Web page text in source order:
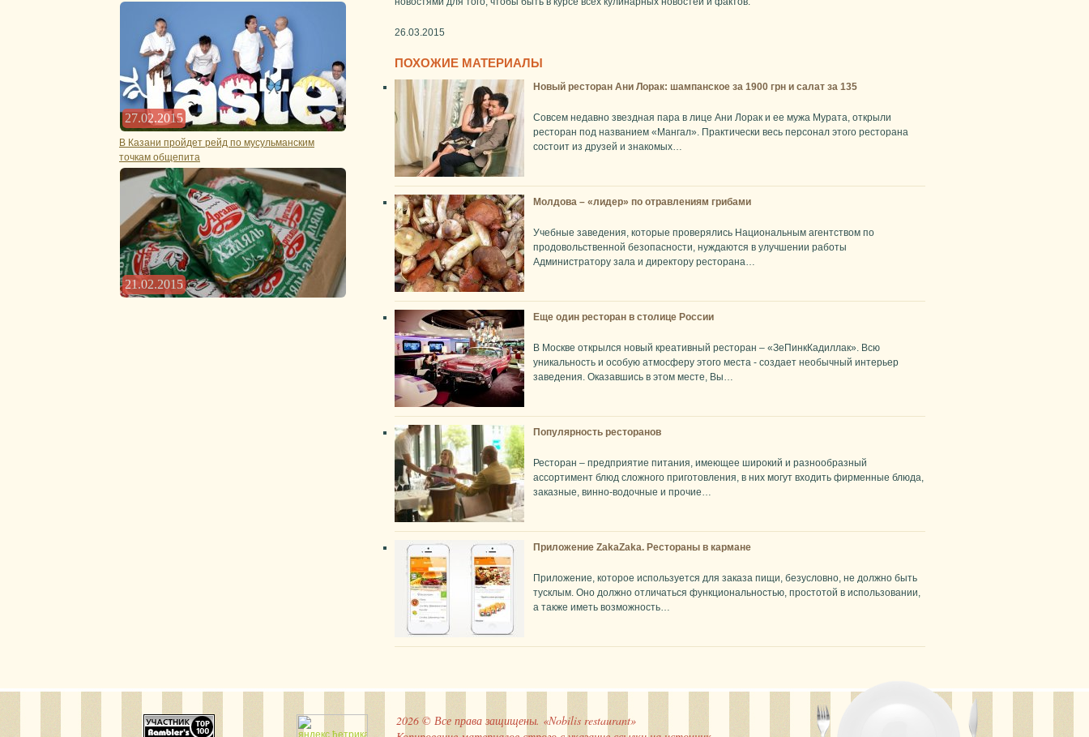
27.02.2015
В Казани пройдет рейд по мусульманским
точкам общепита
21.02.2015
26.03.2015
ПОХОЖИЕ МАТЕРИАЛЫ
Новый ресторан Ани Лорак: шампанское за 1900 грн и салат за 135
Совсем недавно звездная пара в лице Ани Лорак и ее мужа Мурата, открыли
ресторан под названием «Мангал». Практически весь персонал этого ресторана
состоит из друзей и знакомых…
Молдова – «лидер» по отравлениям грибами
Учебные заведения, которые проверялись Национальным агентством по
продовольственной безопасности, нуждаются в улучшении работы
Администратору зала и директору ресторана…
Еще один ресторан в столице России
В Москве открылся новый креативный ресторан – «ЗеПинкКадиллак». Всю
уникальность и особую атмосферу этого места - создает необычный интерьер
заведения. Оказавшись в этом месте, Вы…
Популярность ресторанов
Ресторан – предприятие питания, имеющее широкий и разнообразный
ассортимент блюд сложного приготовления, в них могут входить фирменные блюда,
заказные, винно-водочные и прочие…
Приложение ZakaZaka. Рестораны в кармане
Приложение, которое используется для заказа пищи, безусловно, не должно быть
тусклым. Оно должно отличаться функциональностью, простотой в использовании,
а также иметь возможность…
2026 © Все права защищены. «Nobilis restaurant»